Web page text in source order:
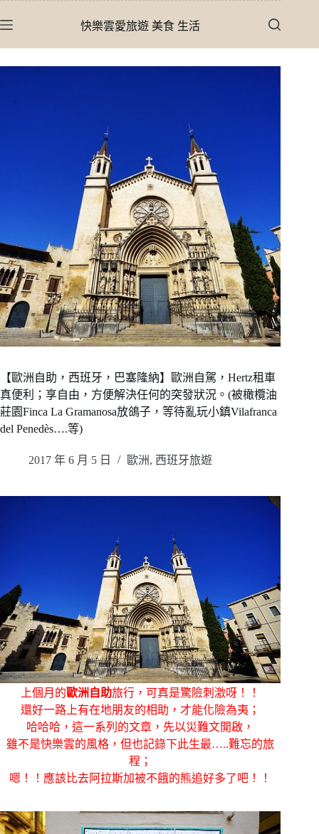
至
快樂雲愛旅遊 美食 生活
【歐洲自助，西班牙，巴塞隆納】歐洲自駕，Hertz租車
真便利；享自由，方便解決任何的突發狀況。(被橄欖油
莊園Finca La Gramanosa放鴿子，等待亂玩小鎮Vilafranca
del Penedès….等)
2017 年 6 月 5 日 歐洲, 西班牙旅遊
上個月的 歐洲自助旅行，可真是驚險刺激呀！！
還好一路上有在地朋友的相助，才能化險為夷；
哈哈哈，這一系列的文章，先以災難文開啟，
雖不是快樂雲的風格，但也記錄下此生最…..難忘的旅
程；
嗯！！應該比去阿拉斯加被不餓的熊追好多了吧！！